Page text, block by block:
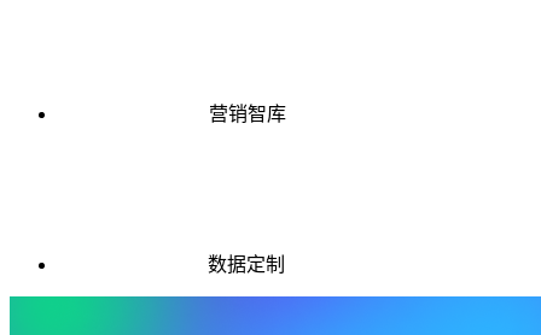
营销智库
数据定制